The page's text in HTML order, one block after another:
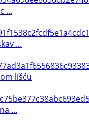
...
...
lišću
...